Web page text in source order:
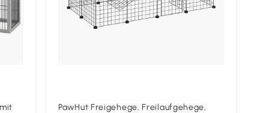
PawHut Freigehege, Freilaufgehege,